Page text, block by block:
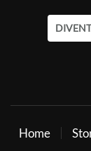
Home